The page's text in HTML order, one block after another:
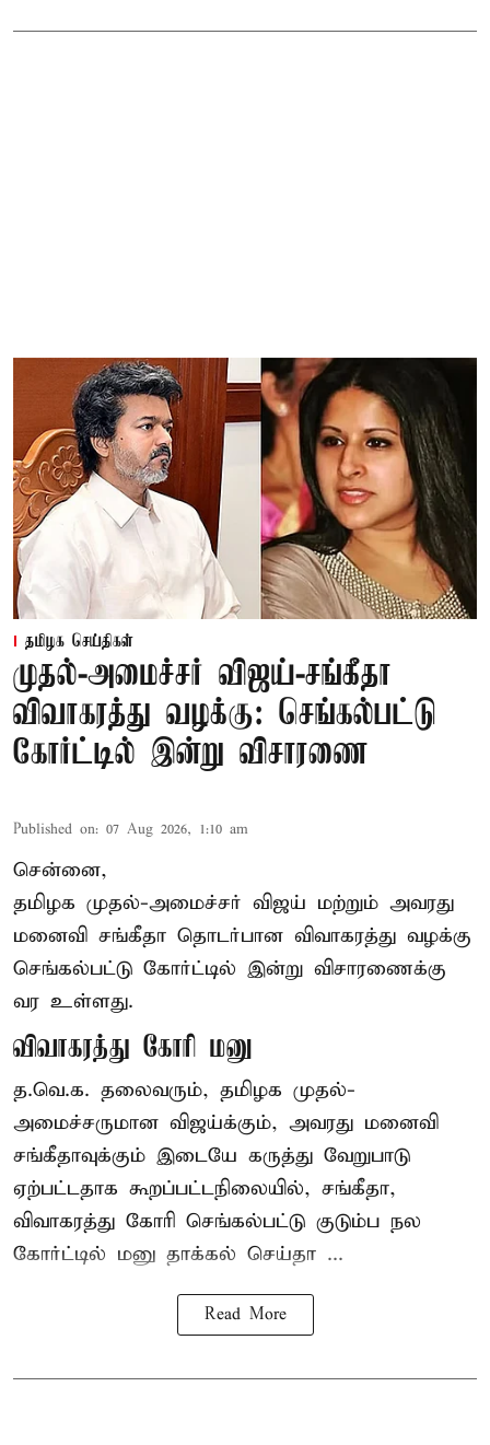
தமிழக செய்திகள்
முதல்-அமைச்சர் விஜய்-சங்கீதா
விவாகரத்து வழக்கு: செங்கல்பட்டு
கோர்ட்டில் இன்று விசாரணை
Published on: 07 Aug 2026, 1:10 am
சென்னை,
தமிழக முதல்-அமைச்சர் விஜய் மற்றும் அவரது
மனைவி சங்கீதா தொடர்பான விவாகரத்து வழக்கு
செங்கல்பட்டு கோர்ட்டில் இன்று விசாரணைக்கு
வர உள்ளது.
விவாகரத்து கோரி மனு
த.வெ.க. தலைவரும், தமிழக முதல்-
அமைச்சருமான விஜய்க்கும், அவரது மனைவி
சங்கீதாவுக்கும் இடையே கருத்து வேறுபாடு
ஏற்பட்டதாக கூறப்பட்டநிலையில், சங்கீதா,
விவாகரத்து கோரி செங்கல்பட்டு குடும்ப நல
கோர்ட்டில் மனு தாக்கல் செய்தா ...
Read More